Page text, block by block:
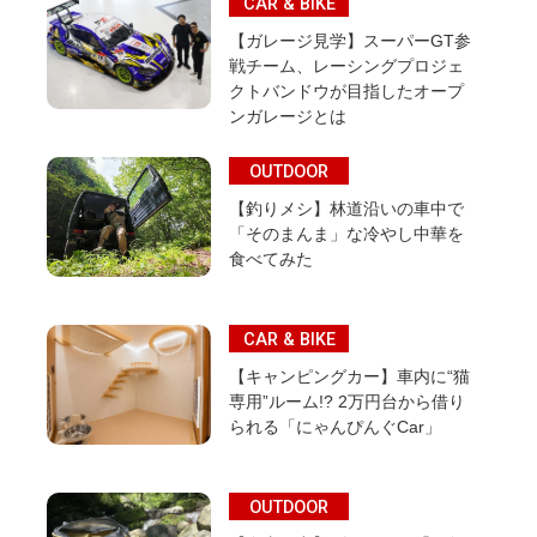
【ガレージ見学】スーパーGT参
戦チーム、レーシングプロジェ
クトバンドウが目指したオープ
ンガレージとは
OUTDOOR
【釣りメシ】林道沿いの車中で
「そのまんま」な冷やし中華を
食べてみた
CAR & BIKE
【キャンピングカー】車内に“猫
専用”ルーム!? 2万円台から借り
られる「にゃんぴんぐCar」
OUTDOOR